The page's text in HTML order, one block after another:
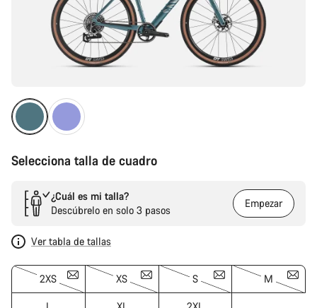
Selecciona talla de cuadro
¿Cuál es mi talla?
Descúbrelo en solo 3 pasos
Empezar
Ver tabla de tallas
2XS XS S M